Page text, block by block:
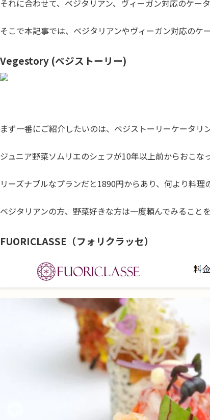
それに合わせて、ベジタリアン、ヴィーガン対応のケー
そこで本記事では、ベジタリアンやヴィーガン対応のケ
Vegestory (ベジストーリー)
まず一番にご紹介したいのは、ベジストーリーケータリン
ジュニア野菜ソムリエのシェフが10年以上前からおこな
リーズナブルなプランだと1890円からあり、何より料理
ベジタリアンの方、野菜好きな方は一度頼んでみること
FUORICLASSE（フォリクラッセ）